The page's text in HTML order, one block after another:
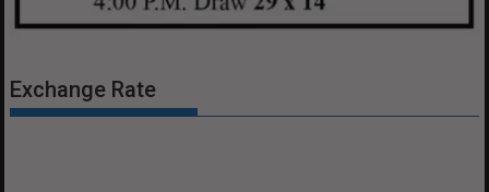
Exchange Rate